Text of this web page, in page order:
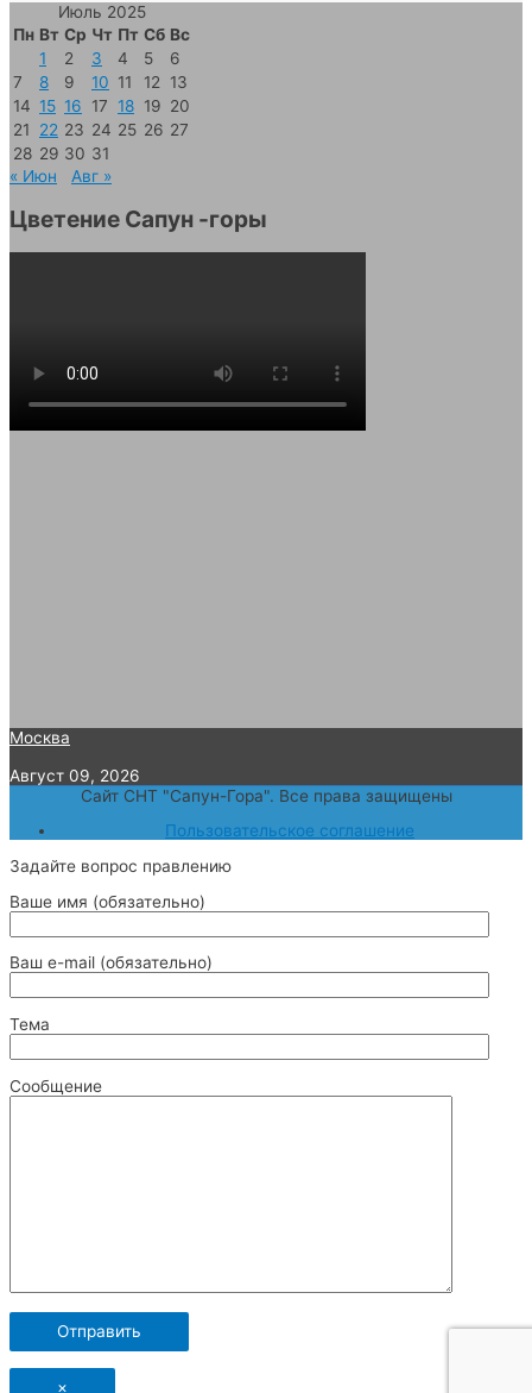
Июль 2025
Пн Вт Ср Чт Пт Сб Вс
1
2 3 4 5
6
7
8 9 10 11 12
13
14 15 16 17 18 19 20
21
22 23 24 25 26 27
28 29 30 31
« Июн
Авг »
Цветение Сапун -горы
Москва
Август 09, 2026
Сайт СНТ "Сапун-Гора". Все права защищены
Пользовательское соглашение
Задайте вопрос правлению
Ваше имя (обязательно)
Ваш e-mail (обязательно)
Тема
Сообщение
×